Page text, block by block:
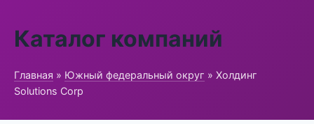
Каталог компаний
Главная » Южный федеральный округ » Холдинг
Solutions Corp